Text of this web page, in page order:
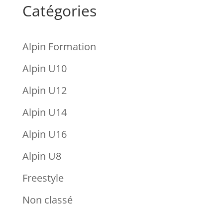
Catégories
Alpin Formation
Alpin U10
Alpin U12
Alpin U14
Alpin U16
Alpin U8
Freestyle
Non classé